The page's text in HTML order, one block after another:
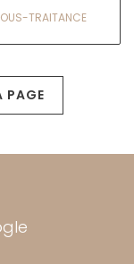
TRAITANCE
PAGE